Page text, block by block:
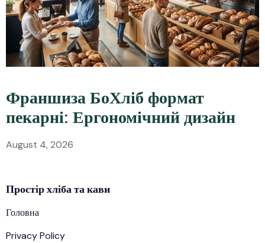
Франшиза БоХліб формат
пекарні: Ергономічний дизайн
August 4, 2026
Простірхлібата кави
Головна
Privacy Policy